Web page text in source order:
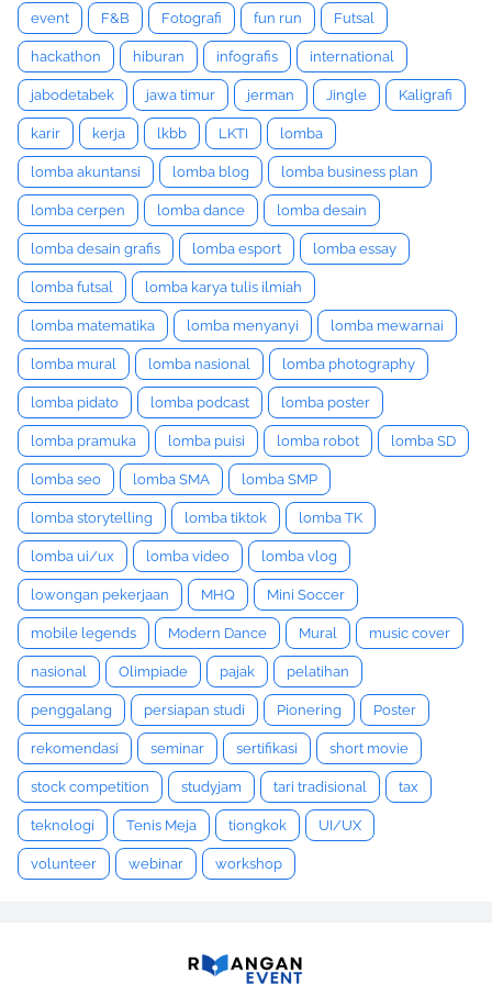
event F&B Fotografi fun run Futsal
hackathon hiburan infografis international
jabodetabek jawa timur jerman Jingle Kaligrafi
karir kerja lkbb LKTI lomba
lomba akuntansi lomba blog lomba business plan
lomba cerpen lomba dance lomba desain
lomba desain grafis lomba esport lomba essay
lomba futsal lomba karya tulis ilmiah
lomba matematika lomba menyanyi lomba mewarnai
lomba mural lomba nasional lomba photography
lomba pidato lomba podcast lomba poster
lomba pramuka lomba puisi lomba robot lomba SD
lomba seo lomba SMA lomba SMP
lomba storytelling lomba tiktok lomba TK
lomba ui/ux lomba video lomba vlog
lowongan pekerjaan MHQ Mini Soccer
mobile legends Modern Dance Mural music cover
nasional Olimpiade pajak pelatihan
penggalang persiapan studi Pionering Poster
rekomendasi seminar sertifikasi short movie
stock competition studyjam tari tradisional tax
teknologi Tenis Meja tiongkok UI/UX
volunteer webinar workshop